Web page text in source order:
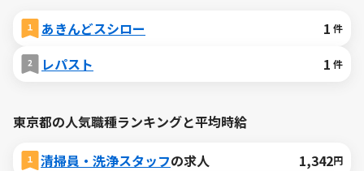
あきんどスシロー
1 件
レパスト 1 件
東京都の人気職種ランキングと平均時給
清掃員・洗浄スタッフの求人 1,342円